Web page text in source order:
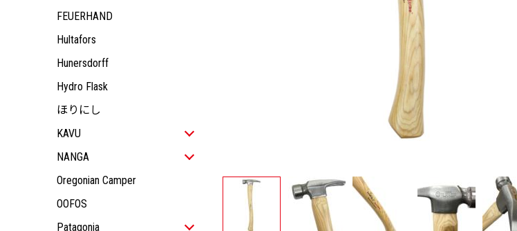
FEUERHAND
Hultafors
Hunersdorff
Hydro Flask
ほりにし
KAVU
ALL ITEM
ALL ITEM
JACKET
TOPS
WOMEN
ALL ITEM
JACKET
KIDS
ALL ITEM
OUTDOOR GEAR
NANGA
ALL ITEM
ALL ITEM
JACKET
WOMEN
ALL ITEM
KIDS
Oregonian Camper
OOFOS
Patagonia